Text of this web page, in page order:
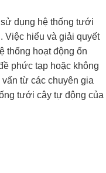
dụng hệ thống tưới
Việc hiểu và giải quyết
thống hoạt động ổn
phức tạp hoặc không
từ các chuyên gia
tưới cây tự động của